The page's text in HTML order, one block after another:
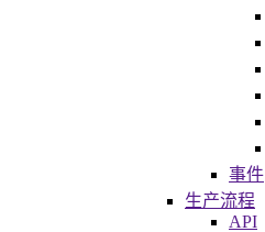
事件
生产流程
API